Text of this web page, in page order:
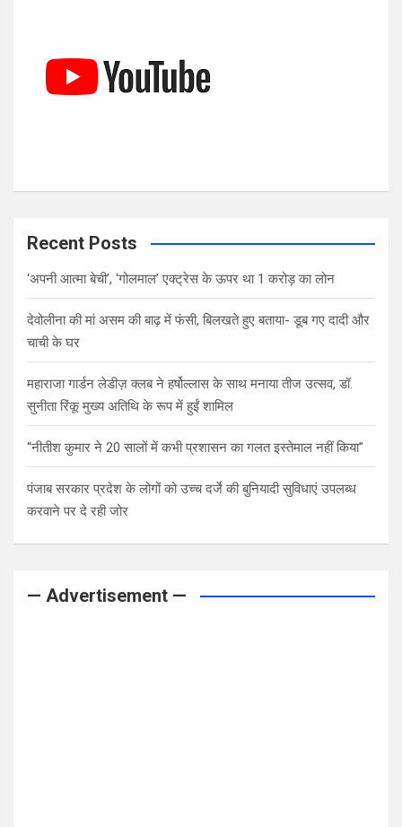
Recent Posts
‘अपनी आत्मा बेची’, ‘गोलमाल’ एक्ट्रेस के ऊपर था 1 करोड़ का लोन
देवोलीना की मां असम की बाढ़ में फंसी, बिलखते हुए बताया- डूब गए दादी और
चाची के घर
महाराजा गार्डन लेडीज़ क्लब ने हर्षोल्लास के साथ मनाया तीज उत्सव, डॉ.
सुनीता रिंकू मुख्य अतिथि के रूप में हुईं शामिल
“नीतीश कुमार ने 20 सालों में कभी प्रशासन का गलत इस्तेमाल नहीं किया”
पंजाब सरकार प्रदेश के लोगों को उच्च दर्जे की बुनियादी सुविधाएं उपलब्ध
करवाने पर दे रही जोर
— Advertisement —